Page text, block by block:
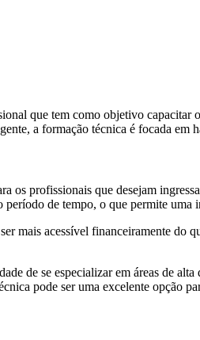
que tem como objetivo capacitar
a formação técnica é focada
os profissionais que desejam
de tempo, o que permite uma
mais acessível financeiramente do
de se especializar em áreas de
pode ser uma excelente opção